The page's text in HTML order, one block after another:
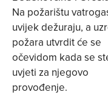
Na požarištu
uvijek dežuraju, a
požara utvrdit će se
očevidom kada se
uvjeti za njegovo
provođenje.